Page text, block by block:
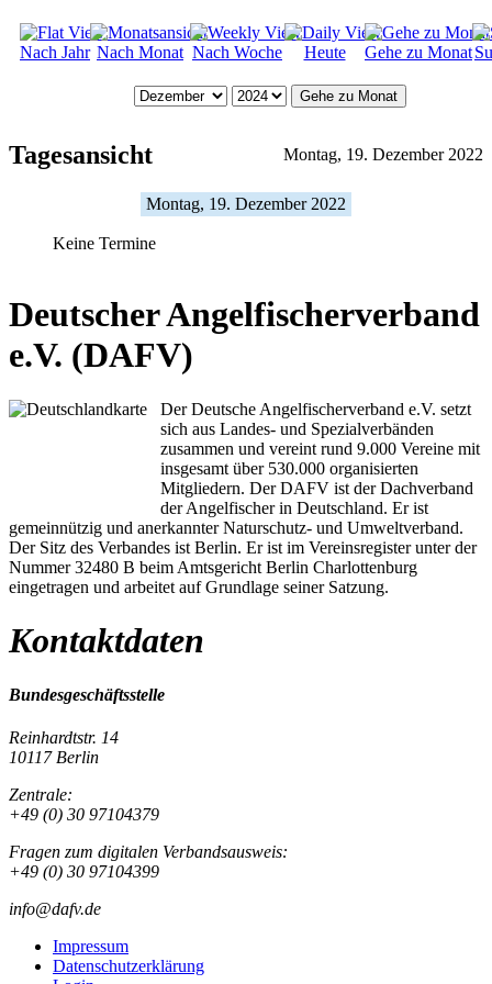
Nach Jahr Nach Monat Nach Woche Heute Gehe zu Monat
Gehe zu Monat
Tagesansicht Montag, 19. Dezember 2022
Montag, 19. Dezember 2022
Keine Termine
Deutscher Angelfischerverband
e.V. (DAFV)
Der Deutsche Angelfischerverband e.V. setzt
sich aus Landes- und Spezialverbänden
zusammen und vereint rund 9.000 Vereine mit
insgesamt über 530.000 organisierten
Mitgliedern. Der DAFV ist der Dachverband
der Angelfischer in Deutschland. Er ist
gemeinnützig und anerkannter Naturschutz- und Umweltverband.
Der Sitz des Verbandes ist Berlin. Er ist im Vereinsregister unter der
Nummer 32480 B beim Amtsgericht Berlin Charlottenburg
eingetragen und arbeitet auf Grundlage seiner Satzung.
Kontaktdaten
Bundesgeschäftsstelle
Reinhardtstr. 14
10117 Berlin
Zentrale:
+49 (0) 30 97104379
Fragen zum digitalen Verbandsausweis:
+49 (0) 30 97104399
info@dafv.de
Impressum
Datenschutzerklärung